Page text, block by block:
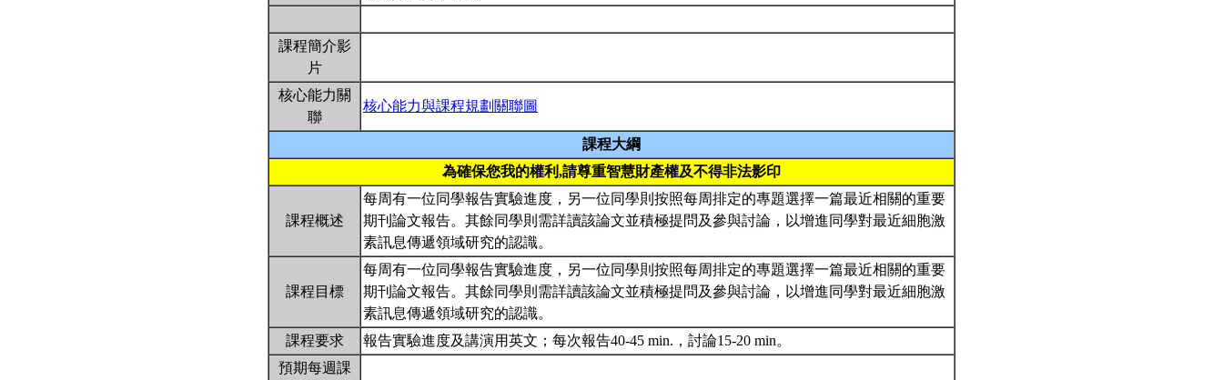
課程簡介影
片
核心能力關
聯
核心能力與課程規劃關聯圖
課程大綱
為確保您我的權利,請尊重智慧財產權及不得非法影印
課程概述
每周有一位同學報告實驗進度，另一位同學則按照每周排定的專題選擇一篇最近相關的重要
期刊論文報告。其餘同學則需詳讀該論文並積極提問及參與討論，以增進同學對最近細胞激
素訊息傳遞領域研究的認識。
課程目標
每周有一位同學報告實驗進度，另一位同學則按照每周排定的專題選擇一篇最近相關的重要
期刊論文報告。其餘同學則需詳讀該論文並積極提問及參與討論，以增進同學對最近細胞激
素訊息傳遞領域研究的認識。
課程要求
報告實驗進度及講演用英文；每次報告40-45 min.，討論15-20 min。
預期每週課